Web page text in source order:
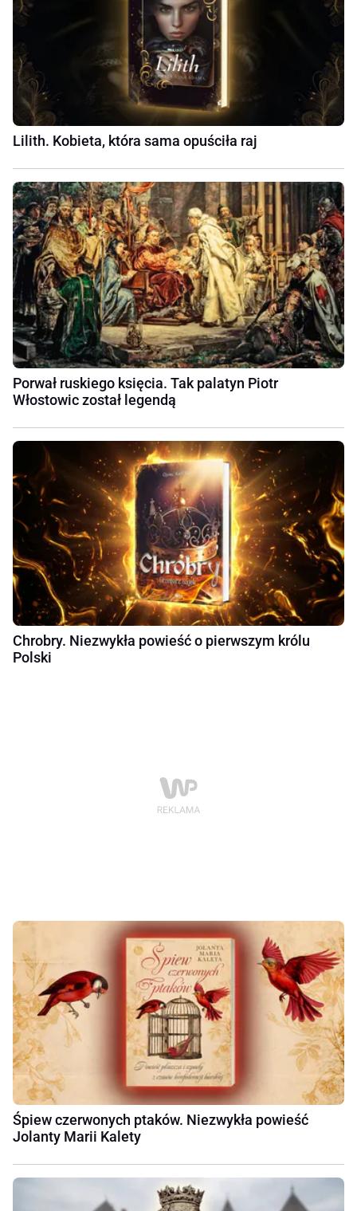
Lilith. Kobieta, która sama opuściła raj
Porwał ruskiego księcia. Tak palatyn Piotr
Włostowic został legendą
Chrobry. Niezwykła powieść o pierwszym królu
Polski
Śpiew czerwonych ptaków. Niezwykła powieść
Jolanty Marii Kalety